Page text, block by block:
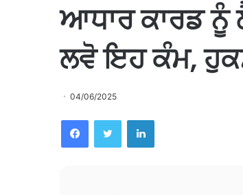
ਆਧਾਰ ਕਾਰਡ ਨੂੰ
ਲਵੋ ਇਹ ਕੰਮ,
04/06/2025